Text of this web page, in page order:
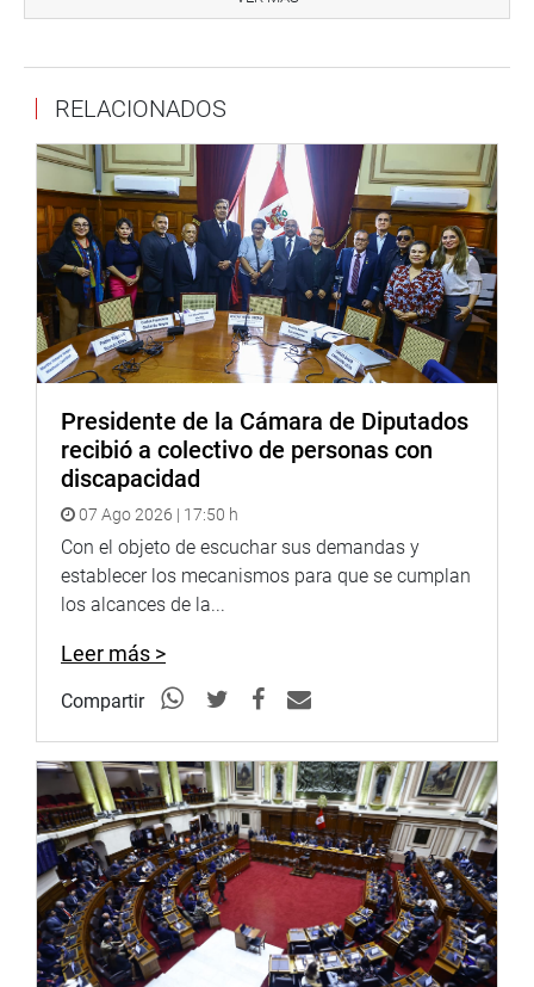
http://www.congreso.gob.pe/
Facebook:https://www.facebook.com/congresoperu
Twitter:
https://twitter.com/congresoperu
Youtube:
RELACIONADOS
Presidente de la Cámara de Diputados
recibió a colectivo de personas con
discapacidad
07 Ago 2026 | 17:50 h
Con el objeto de escuchar sus demandas y
establecer los mecanismos para que se cumplan
los alcances de la...
Leer más >
Compartir